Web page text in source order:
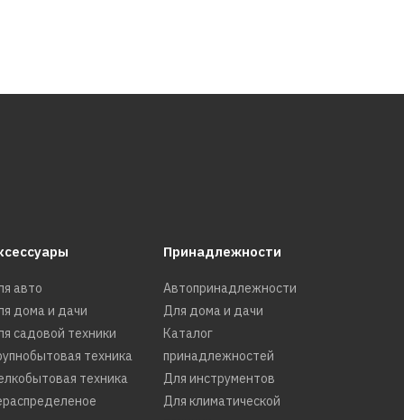
авто
дома и дачи
садовой техники
техника
техника
Принадлежности
Автопринадлежности
Для дома и дачи
Каталог
принадлежностей
Для инструментов
Для климатической